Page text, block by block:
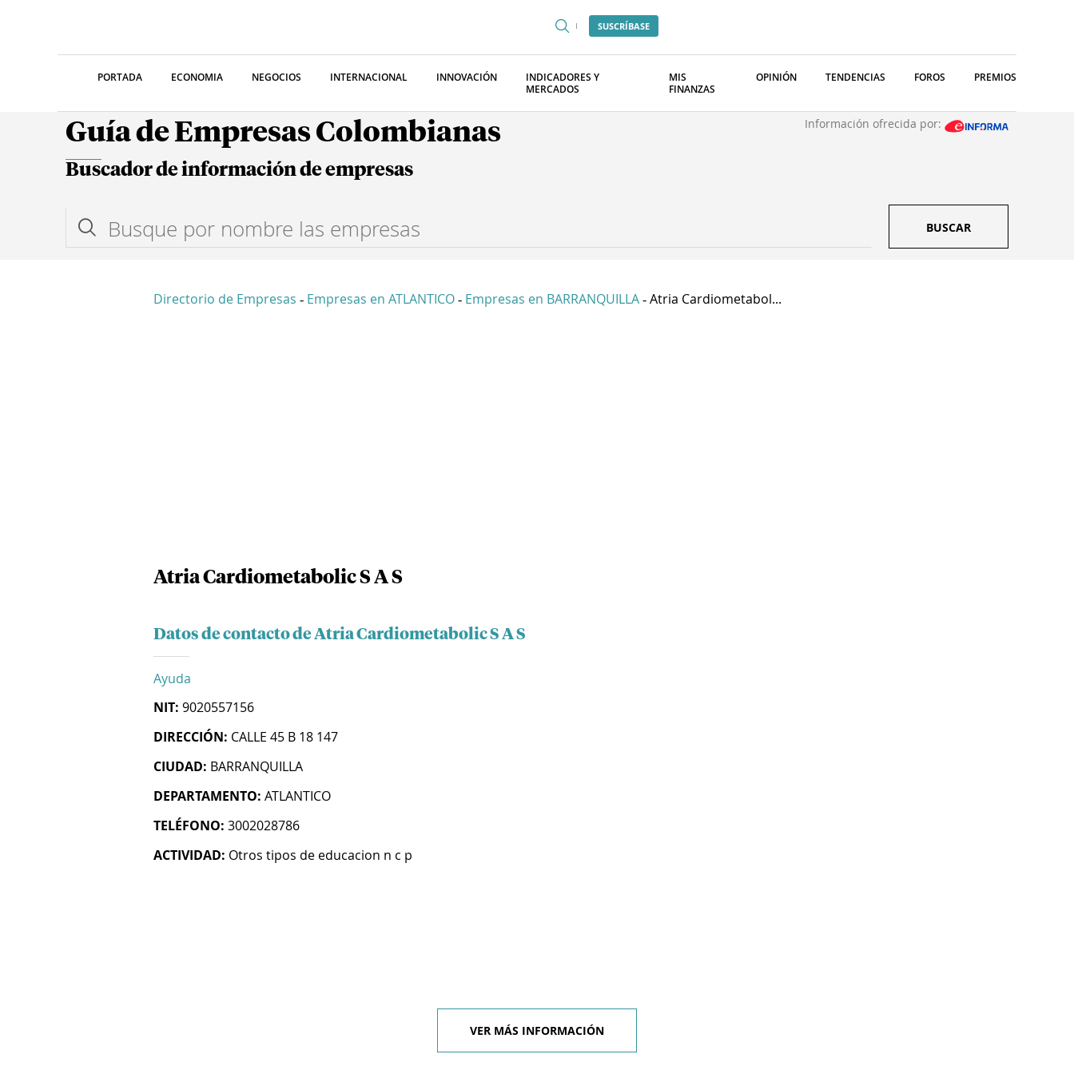
SUSCRÍBASE
PORTADA ECONOMIA NEGOCIOS INTERNACIONAL INNOVACIÓN
INDICADORES Y
MERCADOS
MIS
FINANZAS
OPINIÓN TENDENCIAS FOROS PREMIOS
Guía de Empresas Colombianas Información ofrecida por:
Buscador de información de empresas
BUSCAR
Directorio de Empresas - Empresas en ATLANTICO - Empresas en BARRANQUILLA - Atria Cardiometabol...
Atria Cardiometabolic S A S
Datos de contacto de Atria Cardiometabolic S A S
Ayuda
NIT: 9020557156
DIRECCIÓN: CALLE 45 B 18 147
CIUDAD: BARRANQUILLA
DEPARTAMENTO: ATLANTICO
TELÉFONO: 3002028786
ACTIVIDAD: Otros tipos de educacion n c p
VER MÁS INFORMACIÓN